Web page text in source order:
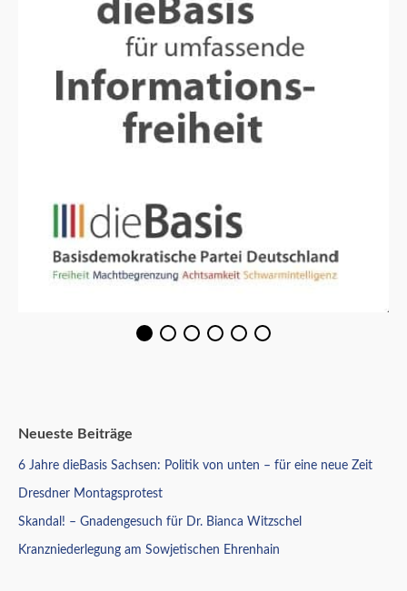
Neueste Beiträge
6 Jahre dieBasis Sachsen: Politik von unten – für eine neue Zeit
Dresdner Montagsprotest
Skandal! – Gnadengesuch für Dr. Bianca Witzschel
Kranzniederlegung am Sowjetischen Ehrenhain